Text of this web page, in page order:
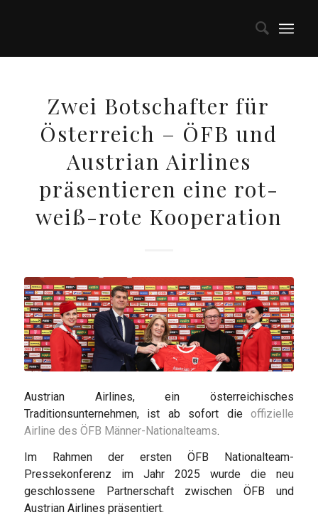
Zwei Botschafter für
Österreich – ÖFB und
Austrian Airlines
präsentieren eine rot-
weiß-rote Kooperation
Austrian Airlines, ein österreichisches
Traditionsunternehmen, ist ab sofort dieoffizielle
Airline des ÖFB Männer-Nationalteams.
Im Rahmen der ersten ÖFB Nationalteam-
Pressekonferenz im Jahr 2025 wurde die neu
geschlossene Partnerschaft zwischen ÖFB und
Austrian Airlines präsentiert.